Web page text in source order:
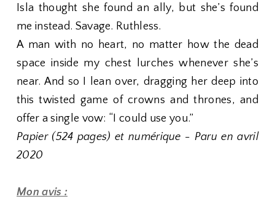
Isla thought she found an ally, but she’s found
me instead. Savage. Ruthless.
A man with no heart, no matter how the dead
space inside my chest lurches whenever she’s
near. And so I lean over, dragging her deep into
this twisted game of crowns and thrones, and
offer a single vow: “I could use you.”
Papier (524 pages) et numérique - Paru en avril
2020
Mon avis :